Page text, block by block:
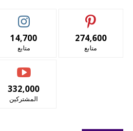
14,700
متابع
274,600
متابع
332,000
المشتركين